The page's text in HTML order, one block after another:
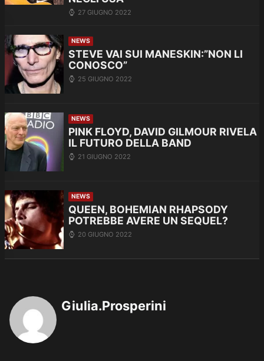
27 GIUGNO 2022
NEWS
STEVE VAI SUI MANESKIN:”NON LI
CONOSCO”
25 GIUGNO 2022
NEWS
PINK FLOYD, DAVID GILMOUR RIVELA
IL FUTURO DELLA BAND
21 GIUGNO 2022
NEWS
QUEEN, BOHEMIAN RHAPSODY
POTREBBE AVERE UN SEQUEL?
20 GIUGNO 2022
Giulia.Prosperini